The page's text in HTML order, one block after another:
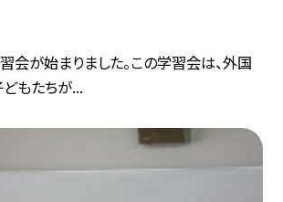
会が始まりました。この学習会は、外国
もたちが...